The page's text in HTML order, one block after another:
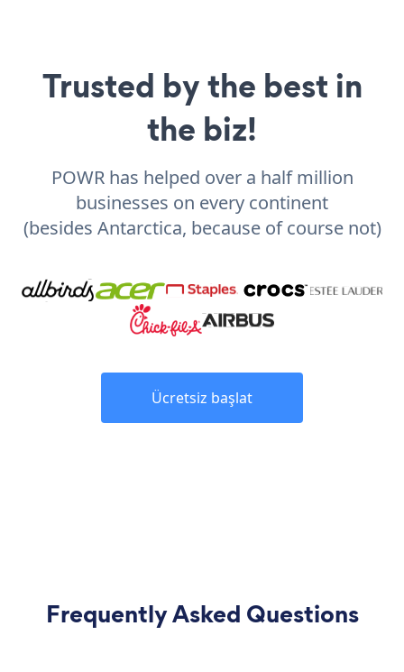
Trusted by the best in
the biz!
POWR has helped over a half million
businesses on every continent
(besides Antarctica, because of course not)
Ücretsiz başlat
Frequently Asked Questions